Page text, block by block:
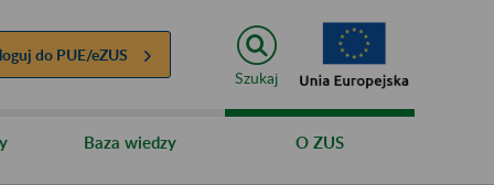
do PUE/eZUS
Szukaj
Baza wiedzy O ZUS